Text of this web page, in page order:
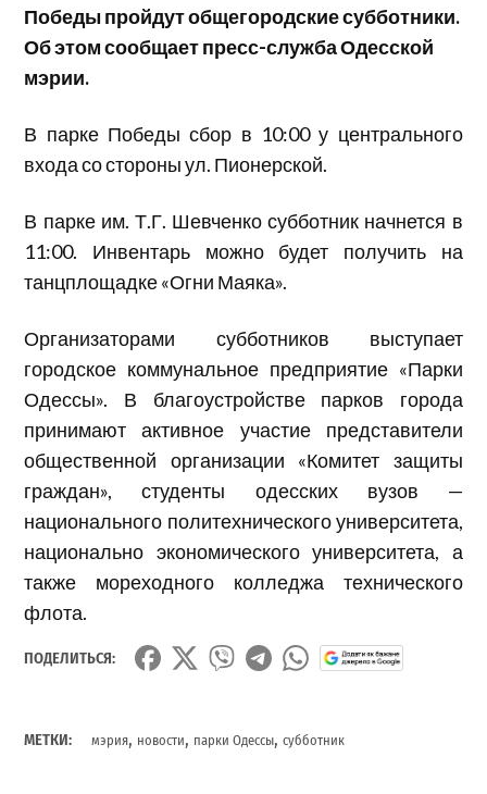
Победы пройдут общегородские субботники.
Об этом сообщает пресс-служба Одесской
мэрии.
В парке Победы сбор в 10:00 у центрального
входа со стороны ул. Пионерской.
В парке им. Т.Г. Шевченко субботник начнется в
11:00. Инвентарь можно будет получить на
танцплощадке «Огни Маяка».
Организаторами субботников выступает
городское коммунальное предприятие «Парки
Одессы». В благоустройстве парков города
принимают активное участие представители
общественной организации «Комитет защиты
граждан», студенты одесских вузов —
национального политехнического университета,
национально экономического университета, а
также мореходного колледжа технического
флота.
ПОДЕЛИТЬСЯ:
МЕТКИ: мэрия, новости, парки Одессы,субботник